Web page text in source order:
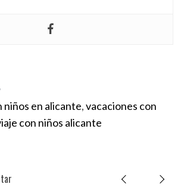
niños en alicante,vacaciones con
con niños alicante